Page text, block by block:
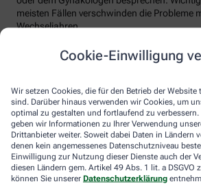
Cookie-Einwilligung
Wir setzen Cookies, die für den Betrieb der
sind. Darüber hinaus verwenden wir Cookies, um
optimal zu gestalten und fortlaufend zu
geben wir Informationen zu Ihrer Verwendung
Drittanbieter weiter. Soweit dabei Daten in Ländern
denen kein angemessenes Datenschutzniveau
Einwilligung zur Nutzung dieser Dienste auch der
diesen Ländern gem. Artikel 49 Abs. 1 lit. a DSGVO
können Sie unserer Datenschutzerklärung
meisten Fällen verschwinden die Probleme
Wechseljahren.
Voraussetzung für eine erfolgreiche
immer, dass die Endometriose auch als
nehmen und ärztlich abklären lassen. Und
einreden lassen, sie seien normal.